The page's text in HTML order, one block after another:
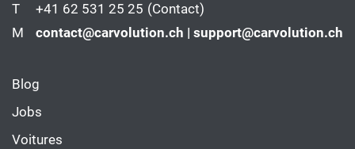
T +41 62 531 25 25 (Contact)
M
contact@carvolution.ch | support@carvolution.ch
Blog
Jobs
Voitures